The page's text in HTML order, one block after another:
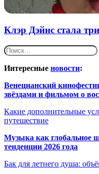
Клэр Дэйнс стала
Найти:
Интересные новости:
Венецианский
звёздами и фильмом о
Какие дополнительные
путешествие
Музыка как глобальное
тенденции 2026 года
Бак для летнего душа: